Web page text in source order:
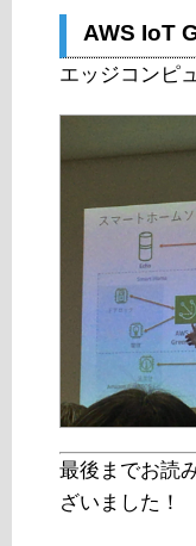
AWS IoT
エッジコンピ
最後までお読
ざいました！